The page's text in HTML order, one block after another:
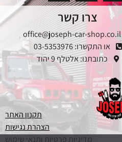
צרו קשר
office@joseph-car-shop.co.il
או התקשרו: 03-5353976
כתובתנו: אלטלף 9 יהוד
תקנון האתר
הצהרת נגישות
מדיניות פרטיות ותנאי שימוש